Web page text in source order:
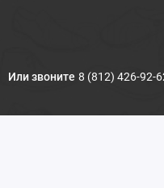
Или звоните 8 (812) 426-92-